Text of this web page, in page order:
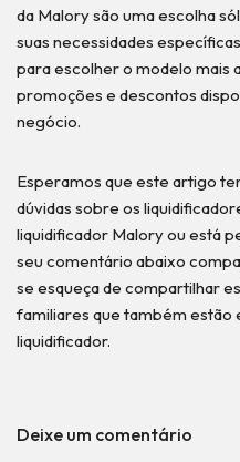
da Malory são uma escolha
suas necessidades
para escolher o modelo mais
promoções e descontos
negócio.
Esperamos que este artigo
dúvidas sobre os
liquidificador Malory ou está
seu comentário abaixo
se esqueça de compartilhar
familiares que também estão
liquidificador.
Deixe um comentário